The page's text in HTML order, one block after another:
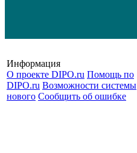
Информация
О проекте DIPO.ru Помощь по
DIPO.ru Возможности системы
нового Сообщить об ошибке